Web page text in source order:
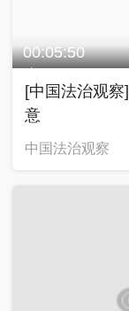
00:05:50
[中国法治观
意
中国法治观察